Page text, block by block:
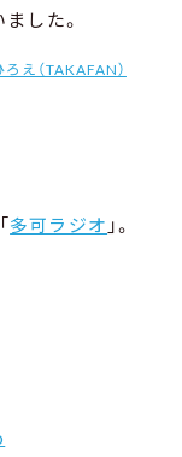
した。
え（TAKAFAN）
多可ラジオ 」。